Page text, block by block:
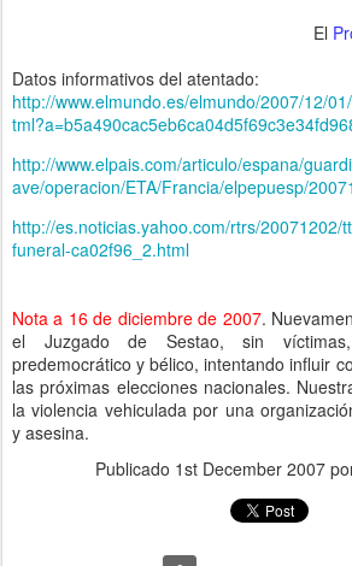
El
Datos informativos del atentado:
http://www.elmundo.es/elmundo/2007/12/
http://www.elpais.com/articulo/espana/
ave/operacion/ETA/Francia/elpepuesp/
http://es.noticias.yahoo.com/rtrs/20071202/
funeral-ca02f96_2.html
Nota a 16 de diciembre de 2007.
el Juzgado de Sestao, sin
predemocrático y bélico, intentando influir
las próximas elecciones nacionales.
la violencia vehiculada por una
y asesina.
Publicado 1st December 2007